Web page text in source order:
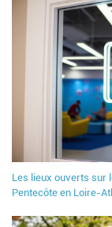
Les lieux ouverts sur
Pentecôte en Loire-